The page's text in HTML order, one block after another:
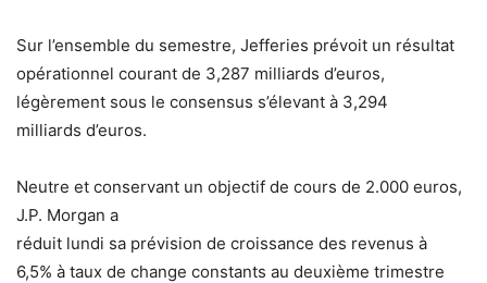
Sur l’ensemble du semestre, Jefferies prévoit un résultat
opérationnel courant de 3,287 milliards d’euros,
légèrement sous le consensus s’élevant à 3,294
milliards d’euros.
Neutre et conservant un objectif de cours de 2.000 euros,
J.P. Morgan a
réduit lundi sa prévision de croissance des revenus à
6,5% à taux de change constants au deuxième trimestre